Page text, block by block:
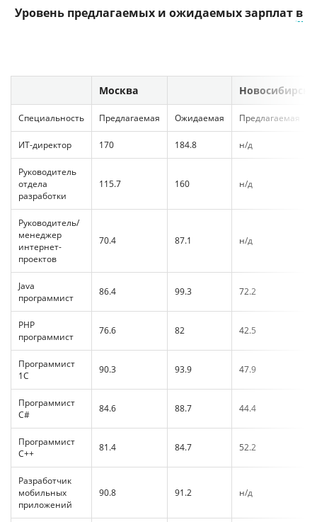
Уровень предлагаемых и ожидаемых зарплат в
Москва Новосибирск
Специальность Предлагаемая Ожидаемая Предлагаемая
ИТ-директор 170 184.8 н/д
Руководитель
отдела
разработки
115.7 160 н/д
Руководитель/
менеджер
интернет-
проектов
70.4 87.1 н/д
Java
программист
86.4 99.3 72.2
PHP
программист
76.6 82 42.5
Программист
1С
90.3 93.9 47.9
Программист
C#
84.6 88.7 44.4
Программист
C++
81.4 84.7 52.2
Разработчик
мобильных
приложений
90.8 91.2 н/д